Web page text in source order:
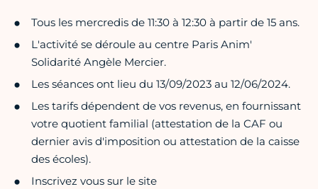
Tous les mercredis de 11:30 à 12:30 à partir de 15 ans.
L'activité se déroule au centre Paris Anim'
Solidarité Angèle Mercier.
Les séances ont lieu du 13/09/2023 au 12/06/2024.
Les tarifs dépendent de vos revenus, en fournissant
votre quotient familial (attestation de la CAF ou
dernier avis d'imposition ou attestation de la caisse
des écoles).
Inscrivez vous sur le site